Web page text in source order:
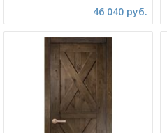
46 040 руб.